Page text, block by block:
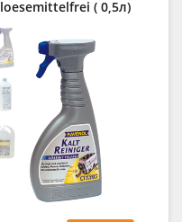
loesemittelfrei ( 0,5л)